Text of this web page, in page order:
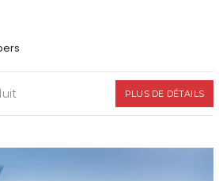
PLUS DE DÉTAILS